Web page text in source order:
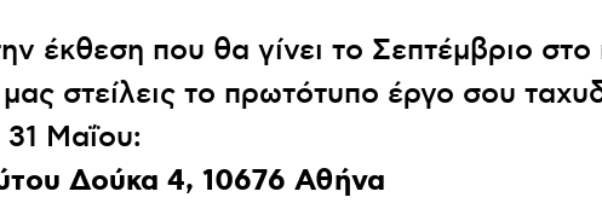
έκθεση που θα γίνει το Σεπτέμβριο στο
στείλεις το πρωτότυπο έργο σου
31 Μαΐου:
Δούκα 4, 10676 Αθήνα